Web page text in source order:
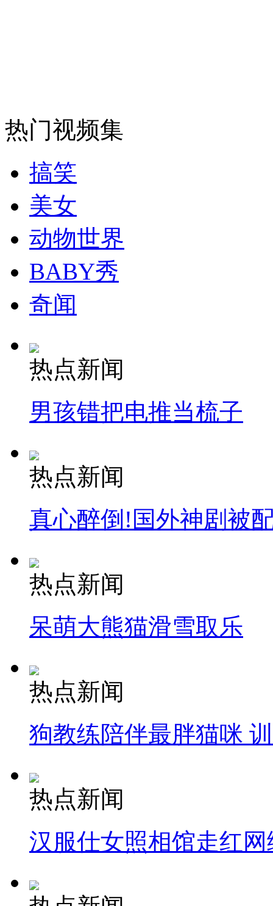
走！跟着总书记去植树
消防员救轻生者
纽约上演“枕头大战”
司机酒驾遇交警 急速倒车逃窜
热门视频集
搞笑
美女
动物世界
BABY秀
奇闻
热点新闻
男孩错把电推当梳子
热点新闻
真心醉倒!国外神剧被
热点新闻
呆萌大熊猫滑雪取乐
热点新闻
狗教练陪伴最胖猫咪
热点新闻
汉服仕女照相馆走红网